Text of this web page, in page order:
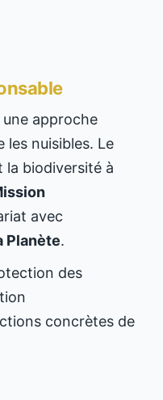
une approche
les nuisibles. Le
la biodiversité à
avec
Planète.
des
concrètes de